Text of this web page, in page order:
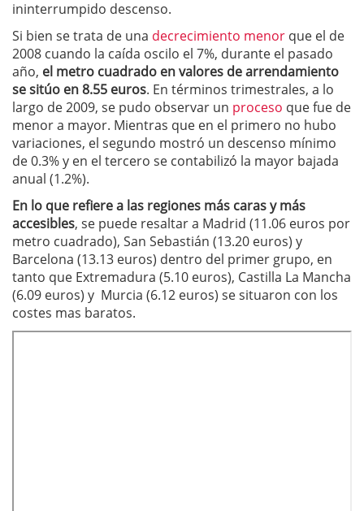
ininterrumpido descenso.
Si bien se trata de una decrecimiento menor que el de
2008 cuando la caída oscilo el 7%, durante el pasado
año, el metro cuadrado en valores de arrendamiento
se sitúo en 8.55 euros. En términos trimestrales, a lo
largo de 2009, se pudo observar un proceso que fue de
menor a mayor. Mientras que en el primero no hubo
variaciones, el segundo mostró un descenso mínimo
de 0.3% y en el tercero se contabilizó la mayor bajada
anual (1.2%).
En lo que refiere a las regiones más caras y más
accesibles, se puede resaltar a Madrid (11.06 euros por
metro cuadrado), San Sebastián (13.20 euros) y
Barcelona (13.13 euros) dentro del primer grupo, en
tanto que Extremadura (5.10 euros), Castilla La Mancha
(6.09 euros) y Murcia (6.12 euros) se situaron con los
costes mas baratos.